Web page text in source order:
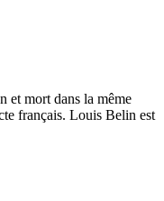
et mort dans la même
français. Louis Belin est